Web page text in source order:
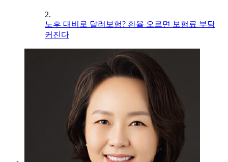
2.
노후 대비로 달러보험? 환율 오르면 보험료 부담
커진다